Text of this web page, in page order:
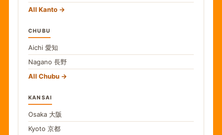
All Kanto
CHUBU
Aichi 愛知
Nagano 長野
All Chubu
KANSAI
Osaka 大阪
Kyoto 京都